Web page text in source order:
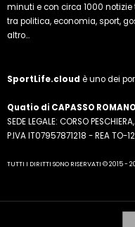
minuti e con circa 1000
tra politica, economia, sport,
altro...
SportLife.cloud è uno dei
Quatio di CAPASSO ROMANO
SEDE LEGALE: CORSO
P.IVA IT07957871218 - REA TO-
TUTTI I DIRITTI SONO RISERVATI © 2015